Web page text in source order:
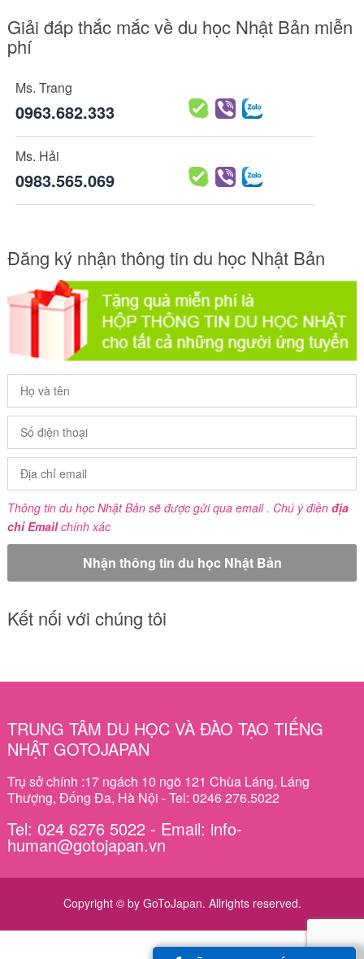
Giải đáp thắc mắc về du học Nhật Bản miễn
phí
Ms. Trang
0963.682.333
Ms. Hải
0983.565.069
Đăng ký nhận thông tin du học Nhật Bản
Thông tin du học Nhật Bản sẽ được gửi qua email . Chú ý điền địa
chỉ Emailchính xác
Kết nối với chúng tôi
TRUNG TÂM DU HỌC VÀ ĐÀO TẠO TIẾNG
NHẬT GOTOJAPAN
Trụ sở chính :17 ngách 10 ngõ 121 Chùa Láng, Láng
Thượng, Đống Đa, Hà Nội - Tel: 0246 276.5022
Tel: 024 6276 5022 - Email: info-
human@gotojapan.vn
Copyright © by GoToJapan. Allrights reserved.